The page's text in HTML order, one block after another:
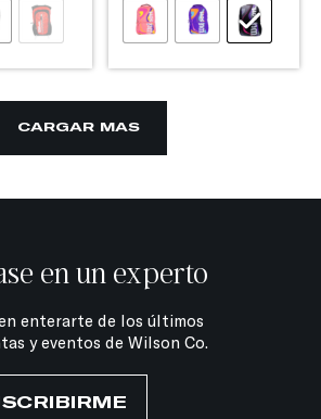
CARGAR MÁS
en un experto
enterarte de los últimos
y eventos de Wilson Co.